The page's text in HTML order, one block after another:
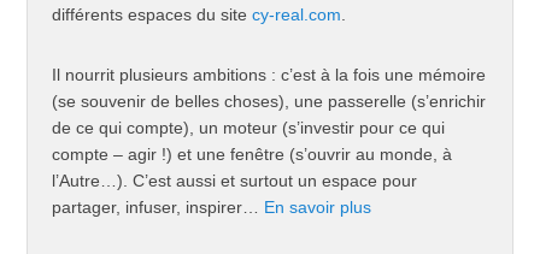
différents espaces du sitecy-real.com.
Il nourrit plusieurs ambitions : c’est à la fois une mémoire
(se souvenir de belles choses), une passerelle (s’enrichir
de ce qui compte), un moteur (s’investir pour ce qui
compte – agir !) et une fenêtre (s’ouvrir au monde, à
l’Autre…). C’est aussi et surtout un espace pour
partager, infuser, inspirer… En savoir plus